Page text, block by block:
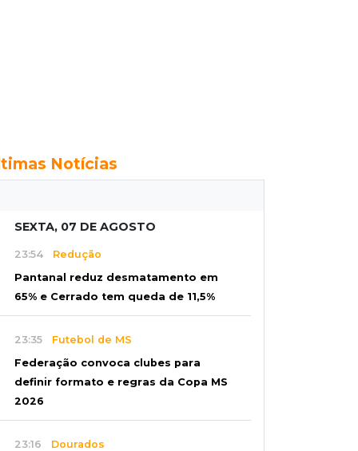
Notícias
SEXTA, 07 DE AGOSTO
23:54 Redução
Pantanal reduz desmatamento em
65% e Cerrado tem queda de 11,5%
23:35 Futebol de MS
Federação convoca clubes para
definir formato e regras da Copa MS
2026
23:16 Dourados